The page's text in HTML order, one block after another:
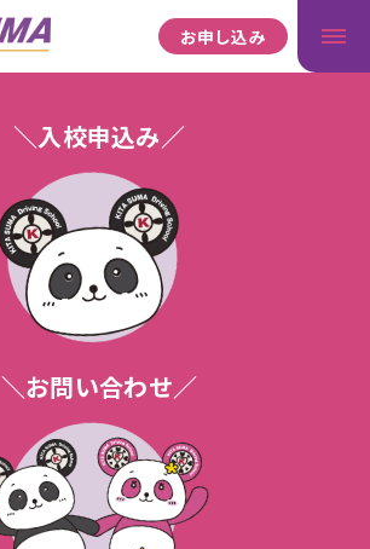
お申し込み
＼入校申込み／
＼お問い合わせ／